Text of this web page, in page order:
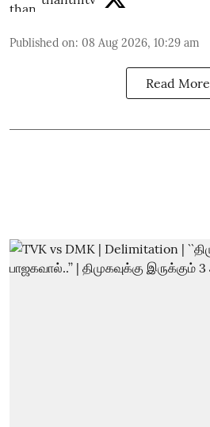
Published on: 08 Aug 2026, 10:29 am
Read More